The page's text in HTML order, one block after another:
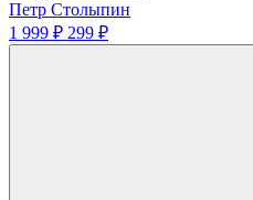
Петр Столыпин
1 999 ₽ 299 ₽